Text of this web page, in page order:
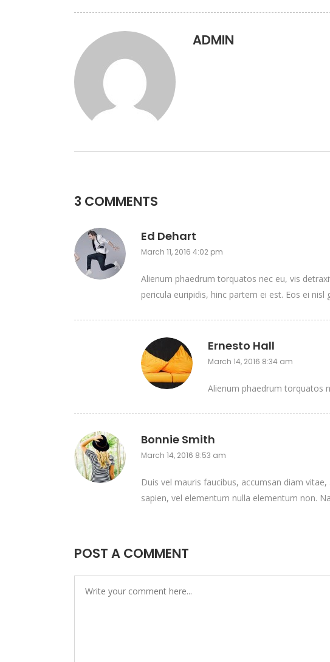
ADMIN
3 COMMENTS
Ed Dehart
March 11, 2016 4:02 pm
Alienum phaedrum torquatos nec eu, vis
pericula euripidis, hinc partem ei est. Eos ei nisl
Ernesto Hall
March 14, 2016 8:34 am
Alienum phaedrum torquatos
Bonnie Smith
March 14, 2016 8:53 am
Duis vel mauris faucibus, accumsan diam
sapien, vel elementum nulla elementum non.
POST A COMMENT